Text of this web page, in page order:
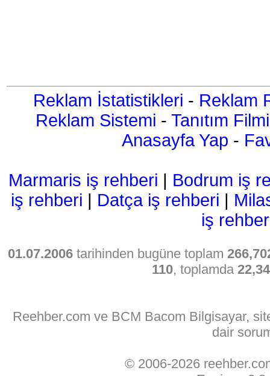
Reklam İstatistikleri - Reklam
Reklam Sistemi - Tanıtım Filmi
Anasayfa Yap -
Marmaris iş rehberi | Bodrum iş
iş rehberi | Datça iş rehberi |
iş
01.07.2006tarihinden bugüne toplam
110, toplamda
Reehber.com ve BCM Bacom Bilgisayar,
dair
© 2006-2026